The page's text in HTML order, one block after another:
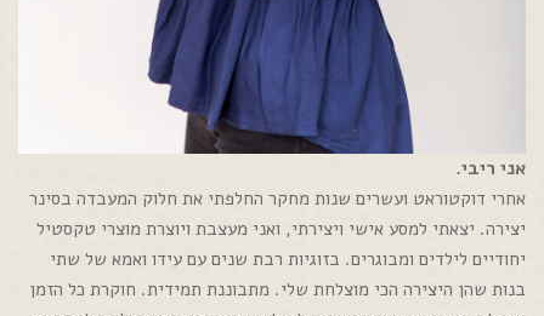
אני ריבי.
אחרי דוקטוראט ועשרים שנות מחקר החלפתי את חלוק המעבדה בסינר
יצירה. יצאתי למסע אישי ויצירתי, ואני מעצבת ויוצרת מוצרי טקסטיל
יחודיים לילדים ומבוגרים. בזוגיות רבת שנים עם עידו ואמא של שתי
בנות שהן היצירה הכי מוצלחת שלי. מתבוננת תמידית. חוקרת כל הזמן